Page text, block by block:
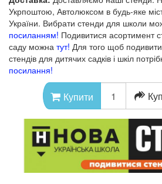
Укрпоштою, Автолюксом в будь-яке
України. Вибрати стенди для школи
посиланням! Подивитися асортимент
саду можна тут! Для того щоб
стендів для дитячих садків і шкіл
посилання!
Купити